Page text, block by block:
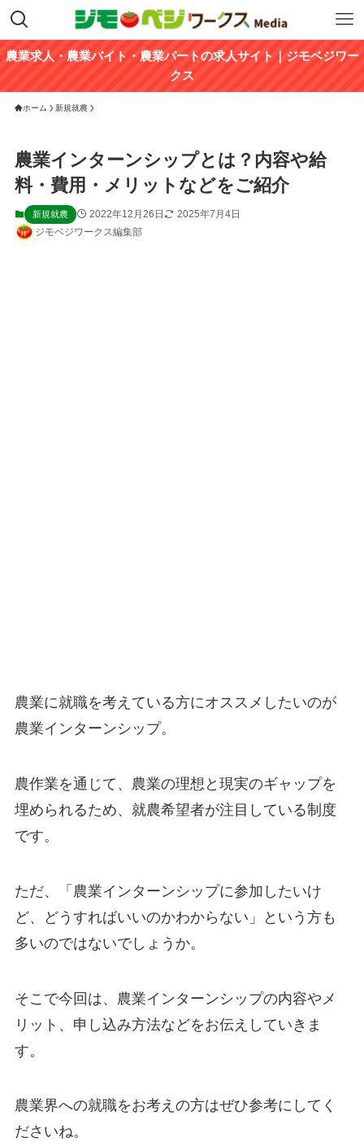
農業求人・農業バイト・農業パートの求人サイト｜ジモベジワー
クス
ホーム 新規就農
農業インターンシップとは？内容や給
料・費用・メリットなどをご紹介
新規就農 2022年12月26日
2025年7月4日
ジモベジワークス編集部
農業に就職を考えている方にオススメしたいのが
農業インターンシップ。
農作業を通じて、農業の理想と現実のギャップを
埋められるため、 就農希望者が注目している制度
です。
ただ、「農業インターンシップに参加したいけ
ど、どうすればいいのかわからない」という方も
多いのではないでしょうか。
そこで今回は、
農業インターンシップの内容やメ
リット、申し込み方法などをお伝えしていきま
す。
農業界への就職をお考えの方はぜひ参考にしてく
ださいね。